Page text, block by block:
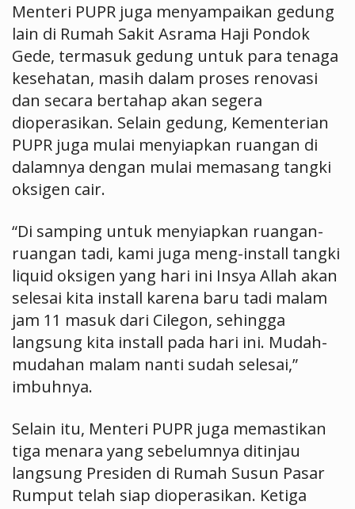
Menteri PUPR juga menyampaikan gedung
lain di Rumah Sakit Asrama Haji Pondok
Gede, termasuk gedung untuk para tenaga
kesehatan, masih dalam proses renovasi
dan secara bertahap akan segera
dioperasikan. Selain gedung, Kementerian
PUPR juga mulai menyiapkan ruangan di
dalamnya dengan mulai memasang tangki
oksigen cair.
“Di samping untuk menyiapkan ruangan-
ruangan tadi, kami juga meng-install tangki
liquid oksigen yang hari ini Insya Allah akan
selesai kita install karena baru tadi malam
jam 11 masuk dari Cilegon, sehingga
langsung kita install pada hari ini. Mudah-
mudahan malam nanti sudah selesai,”
imbuhnya.
Selain itu, Menteri PUPR juga memastikan
tiga menara yang sebelumnya ditinjau
langsung Presiden di Rumah Susun Pasar
Rumput telah siap dioperasikan. Ketiga